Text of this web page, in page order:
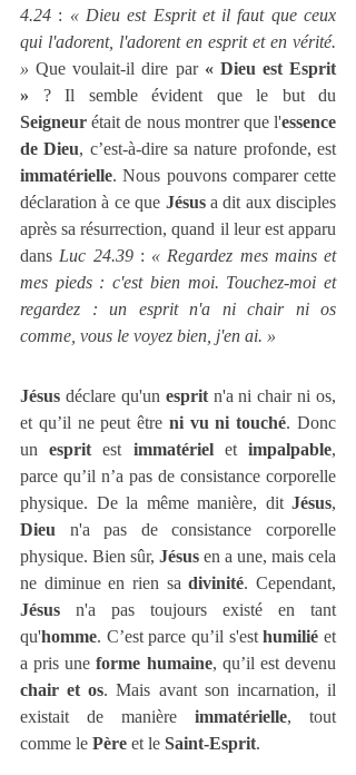
4.24 : « Dieu est Esprit et il faut que ceux
qui l'adorent, l'adorent en esprit et en vérité.
» Que voulait-il dire par « Dieu est Esprit
»
Seigneur était de nous montrer que l'essence
de Dieu
immatérielle. Nous pouvons comparer cette
déclaration à ce que Jésus a dit aux disciples
après sa résurrection, quand il leur est apparu
dans Luc 24.39 : « Regardez mes mains et
mes pieds : c'est bien moi. Touchez-moi et
regardez : un esprit n'a ni chair ni os
comme, vous le voyez bien, j'en ai. »
Jésus déclare qu'un esprit n'a ni chair ni os,
et qu’il ne peut être ni vu ni touché. Donc
un esprit est immatériel et impalpable,
parce qu’il n’a pas de consistance corporelle
physique. De la même manière, dit Jésus
Dieu n'a pas de consistance corporelle
physique. Bien sûr, Jésus en a une, mais cela
ne diminue en rien sa divinité
Jésus n'a pas toujours existé en tant
qu'homme. C’est parce qu’il s'est humilié et
a pris une forme humaine
chair et os. Mais avant son incarnation, il
existait de manière immatérielle, tout
comme le Père et le Saint-Esprit.